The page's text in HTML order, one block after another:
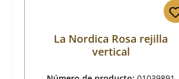
La Nordica Rosa rejilla
vertical